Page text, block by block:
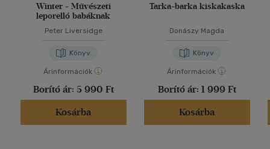
Winter - Művészeti
leporelló babáknak
Peter Liversidge
Könyv
Árinformációk
Borító ár: 5 990 Ft
Kosárba
Tarka-barka kiskakaska
Donászy Magda
Könyv
Árinformációk
Borító ár: 1 999 Ft
Kosárba